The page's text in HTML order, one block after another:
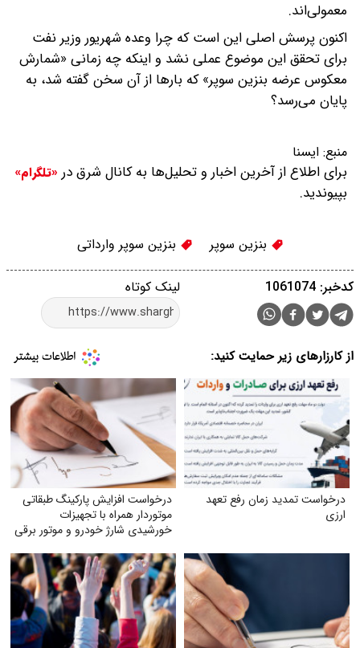
معمولی‌اند.
اکنون پرسش اصلی این است که چرا وعده شهریور وزیر نفت
برای تحقق این موضوع عملی نشد و اینکه چه زمانی «شمارش
معکوس عرضه بنزین سوپر» که بارها از آن سخن گفته شد، به
پایان می‌رسد؟
منبع: ایسنا
برای اطلاع از آخرین اخبار و تحلیل‌ها به کانال شرق در «تلگرام»
بپیوندید.
بنزین سوپر بنزین سوپر وارداتی
لینک کوتاه کدخبر: 1061074
از کارزارهای زیر حمایت کنید:
درخواست تمدید زمان رفع تعهد
ارزی
درخواست افزایش پارکینگ طبقاتی
موتوردار همراه با تجهیزات
خورشیدی شارژ خودرو و موتور برقی